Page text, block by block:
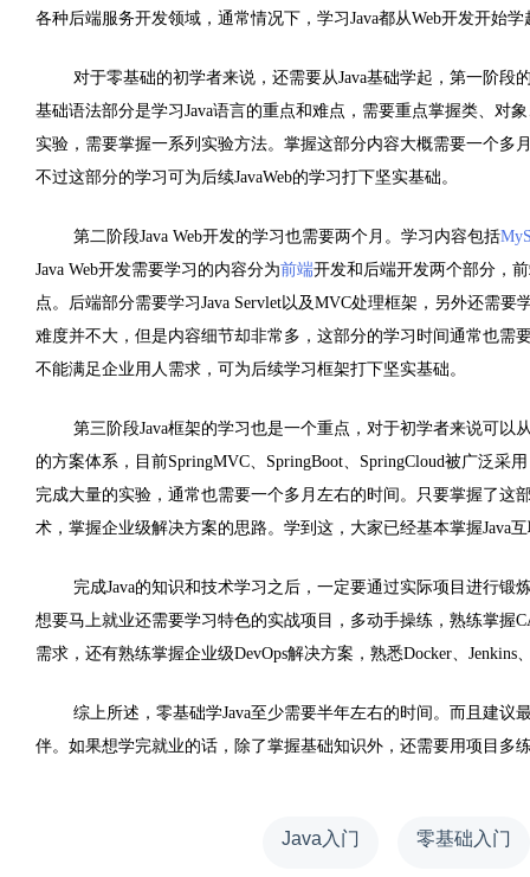
各种后端服务开发领域，通常情况下，学习Java都从Web开发开始
对于零基础的初学者来说，还需要从Java基础学起，第一阶
基础语法部分是学习Java语言的重点和难点，需要重点掌握类、对
实验，需要掌握一系列实验方法。掌握这部分内容大概需要一个多
不过这部分的学习可为后续JavaWeb的学习打下坚实基础。
第二阶段Java Web开发的学习也需要两个月。学习内容包括
Java Web开发需要学习的内容分为前端开发和后端开发两个部分，
点。后端部分需要学习Java Servlet以及MVC处理框架，另外还需要
难度并不大，但是内容细节却非常多，这部分的学习时间通常也需
不能满足企业用人需求，可为后续学习框架打下坚实基础。
第三阶段Java框架的学习也是一个重点，对于初学者来说可以
的方案体系，目前SpringMVC、SpringBoot、SpringCloud被广泛
完成大量的实验，通常也需要一个多月左右的时间。只要掌握了这
术，掌握企业级解决方案的思路。学到这，大家已经基本掌握Java
完成Java的知识和技术学习之后，一定要通过实际项目进行
想要马上就业还需要学习特色的实战项目，多动手操练，熟练掌握
需求，还有熟练掌握企业级DevOps解决方案，熟悉Docker、
综上所述，零基础学Java至少需要半年左右的时间。而且建
伴。如果想学完就业的话，除了掌握基础知识外，还需要用项目多
Java入门 零基础入门